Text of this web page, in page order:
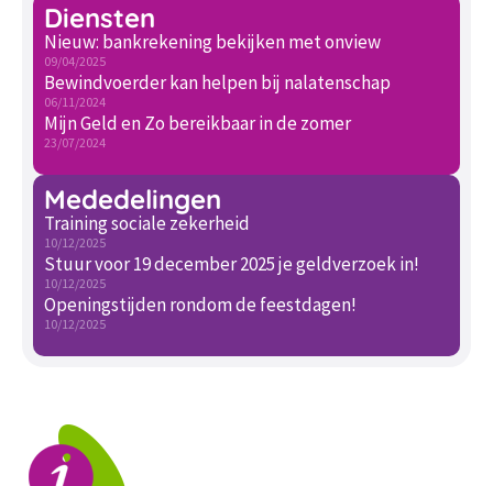
Diensten
Nieuw: bankrekening bekijken met onview
09/04/2025
Bewindvoerder kan helpen bij nalatenschap
06/11/2024
Mijn Geld en Zo bereikbaar in de zomer
23/07/2024
Mededelingen
Training sociale zekerheid
10/12/2025
Stuur voor 19 december 2025 je geldverzoek in!
10/12/2025
Openingstijden rondom de feestdagen!
10/12/2025